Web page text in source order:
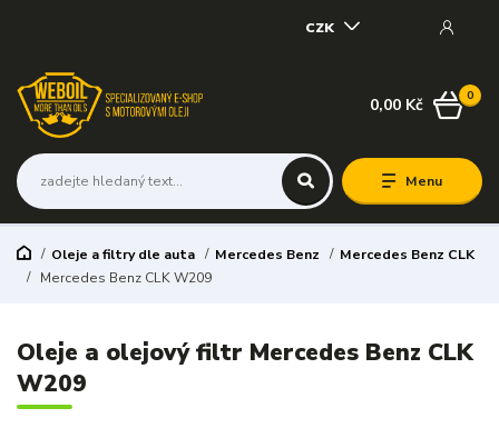
Menu
CZK
0
0,00 Kč
Oleje a filtry dle auta Mercedes Benz
Mercedes Benz CLK
Mercedes Benz CLK W209
Oleje a olejový filtr Mercedes Benz CLK
W209